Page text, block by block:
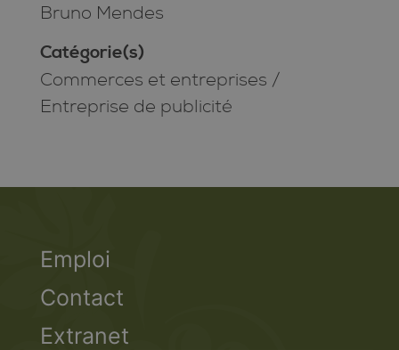
Bruno Mendes
Catégorie(s)
Commerces et entreprises /
Entreprise de publicité
Emploi
Contact
Extranet